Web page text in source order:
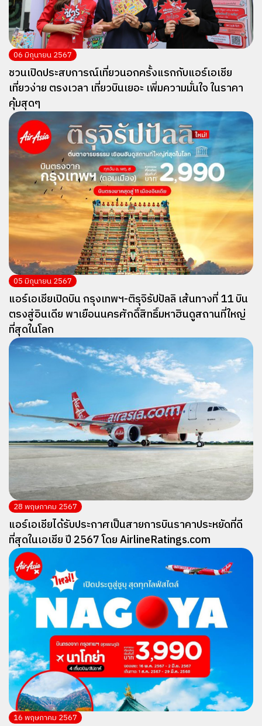
06 มิถุนายน 2567
ชวนเปิดประสบการณ์เที่ยวนอกครั้งแรกกับแอร์เอเชีย
เที่ยวง่าย ตรงเวลา เที่ยวบินเยอะ เพิ่มความมั่นใจ ในราคา
คุ้มสุดๆ
05 มิถุนายน 2567
แอร์เอเชียเปิดบิน กรุงเทพฯ-ติรุจิรัปปัลลิ เส้นทางที่ 11 บิน
ตรงสู่อินเดีย พาเยือนนครศักดิ์สิทธิ์มหาฮินดูสถานที่ใหญ่
ที่สุดในโลก
28 พฤษภาคม 2567
แอร์เอเชียได้รับประกาศเป็นสายการบินราคาประหยัดที่ดี
ที่สุดในเอเชีย ปี 2567 โดย AirlineRatings.com
16 พฤษภาคม 2567